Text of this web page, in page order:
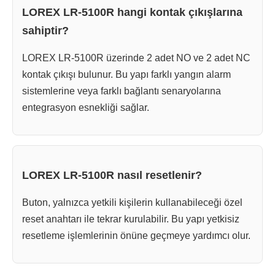
LOREX LR-5100R hangi kontak çıkışlarına
sahiptir?
LOREX LR-5100R üzerinde 2 adet NO ve 2 adet NC
kontak çıkışı bulunur. Bu yapı farklı yangın alarm
sistemlerine veya farklı bağlantı senaryolarına
entegrasyon esnekliği sağlar.
LOREX LR-5100R nasıl resetlenir?
Buton, yalnızca yetkili kişilerin kullanabileceği özel
reset anahtarı ile tekrar kurulabilir. Bu yapı yetkisiz
resetleme işlemlerinin önüne geçmeye yardımcı olur.